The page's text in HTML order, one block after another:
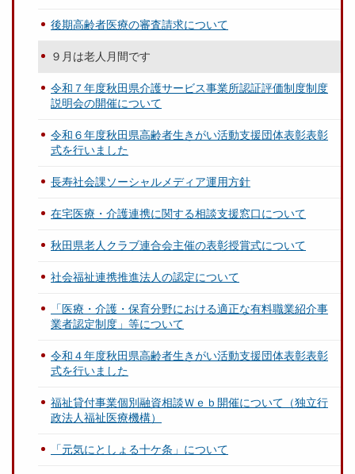
後期高齢者医療の審査請求について
９月は老人月間です
令和７年度秋田県介護サービス事業所認証評価制度制度
説明会の開催について
令和６年度秋田県高齢者生きがい活動支援団体表彰表彰
式を行いました
長寿社会課ソーシャルメディア運用方針
在宅医療・介護連携に関する相談支援窓口について
秋田県老人クラブ連合会主催の表彰授賞式について
社会福祉連携推進法人の認定について
「医療・介護・保育分野における適正な有料職業紹介事
業者認定制度」等について
令和４年度秋田県高齢者生きがい活動支援団体表彰表彰
式を行いました
福祉貸付事業個別融資相談Ｗｅｂ開催について（独立行
政法人福祉医療機構）
「元気にとしょる十ケ条」について